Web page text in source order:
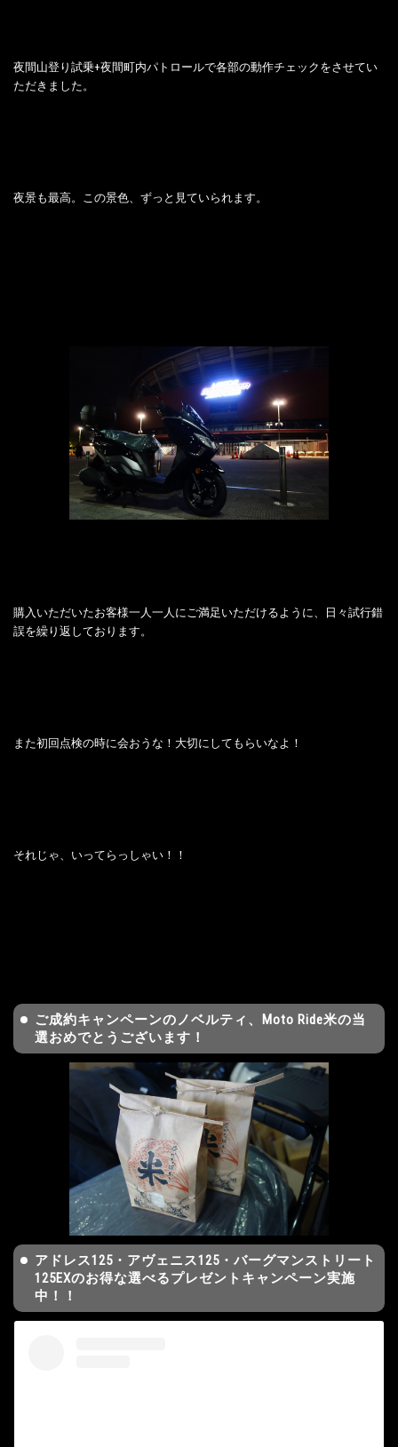
夜間山登り試乗+夜間町内パトロールで各部の動作チェックをさせてい
ただきました。
夜景も最高。この景色、ずっと見ていられます。
購入いただいたお客様一人一人にご満足いただけるように、日々試行錯
誤を繰り返しております。
また初回点検の時に会おうな！大切にしてもらいなよ！
それじゃ、いってらっしゃい！！
ご成約キャンペーンのノベルティ、Moto Ride米の当
選おめでとうございます！
アドレス125・アヴェニス125・バーグマンストリート
125EXのお得な選べるプレゼントキャンペーン実施
中！！